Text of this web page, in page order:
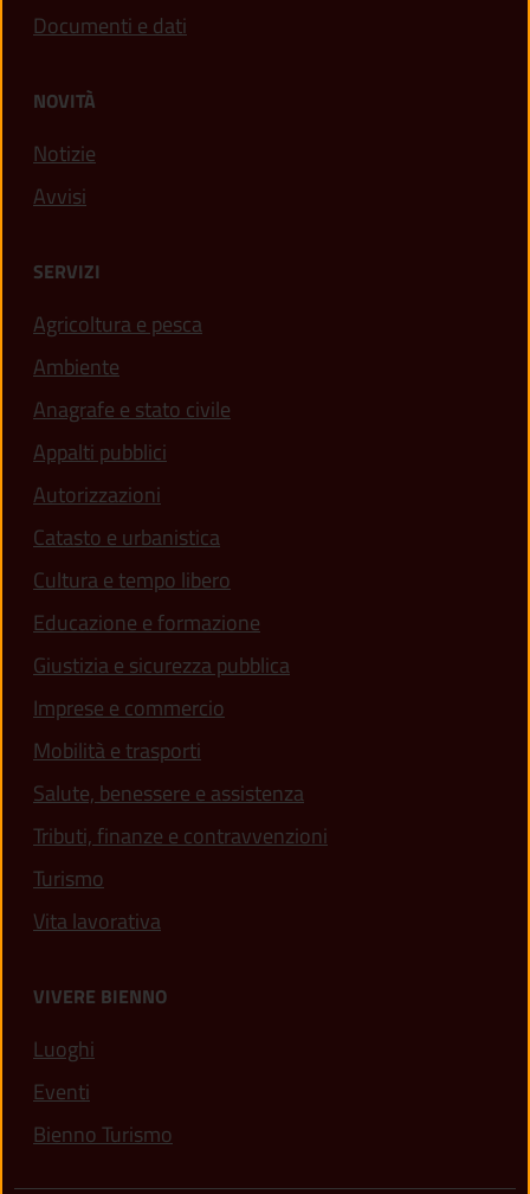
Documenti e dati
NOVITÀ
Notizie
Avvisi
SERVIZI
Agricoltura e pesca
Ambiente
Anagrafe e stato civile
Appalti pubblici
Autorizzazioni
Catasto e urbanistica
Cultura e tempo libero
Educazione e formazione
Giustizia e sicurezza pubblica
Imprese e commercio
Mobilità e trasporti
Salute, benessere e assistenza
Tributi, finanze e contravvenzioni
Turismo
Vita lavorativa
VIVERE BIENNO
Luoghi
Eventi
Bienno Turismo